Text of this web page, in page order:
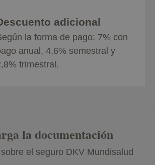
adicional
la forma de pago: 7% con
anual, 4,6% semestral y
trimestral.
la documentación
el seguro DKV Mundisalud